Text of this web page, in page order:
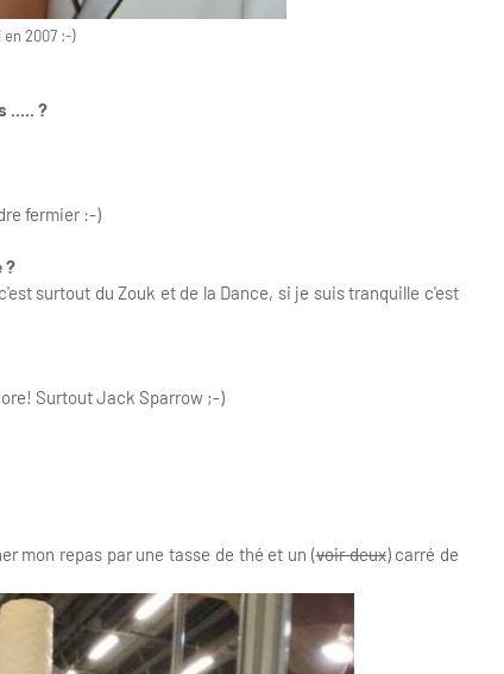
2007 :-)
..... ?
fermier :-)
?
surtout du Zouk et de la Dance, si je suis tranquille c'est
Surtout Jack Sparrow ;-)
mon repas par une tasse de thé et un (voir deux) carré de